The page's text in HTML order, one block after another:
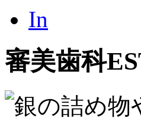
In
審美歯科